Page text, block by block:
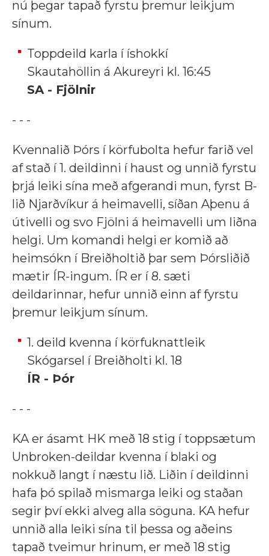
nú þegar tapað fyrstu þremur leikjum
sínum.
Toppdeild karla í íshokkí
Skautahöllin á Akureyri kl. 16:45
SA - Fjölnir
- - -
Kvennalið Þórs í körfubolta hefur farið vel
af stað í 1. deildinni í haust og unnið fyrstu
þrjá leiki sína með afgerandi mun, fyrst B-
lið Njarðvíkur á heimavelli, síðan Aþenu á
útivelli og svo Fjölni á heimavelli um liðna
helgi. Um komandi helgi er komið að
heimsókn í Breiðholtið þar sem Þórsliðið
mætir ÍR-ingum. ÍR er í 8. sæti
deildarinnar, hefur unnið einn af fyrstu
þremur leikjum sínum.
1. deild kvenna í körfuknattleik
Skógarsel í Breiðholti kl. 18
ÍR - Þór
- - -
KA er ásamt HK með 18 stig í toppsætum
Unbroken-deildar kvenna í blaki og
nokkuð langt í næstu lið. Liðin í deildinni
hafa þó spilað mismarga leiki og staðan
segir því ekki alveg alla söguna. KA hefur
unnið alla leiki sína til þessa og aðeins
tapað tveimur hrinum, er með 18 stig